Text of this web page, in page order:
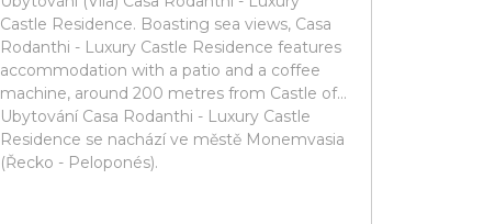
Castle Residence. Boasting sea views, Casa
Rodanthi - Luxury Castle Residence features
accommodation with a patio and a coffee
machine, around 200 metres from Castle of...
Ubytování Casa Rodanthi - Luxury Castle
Residence se nachází ve městě Monemvasia
(Řecko - Peloponés).